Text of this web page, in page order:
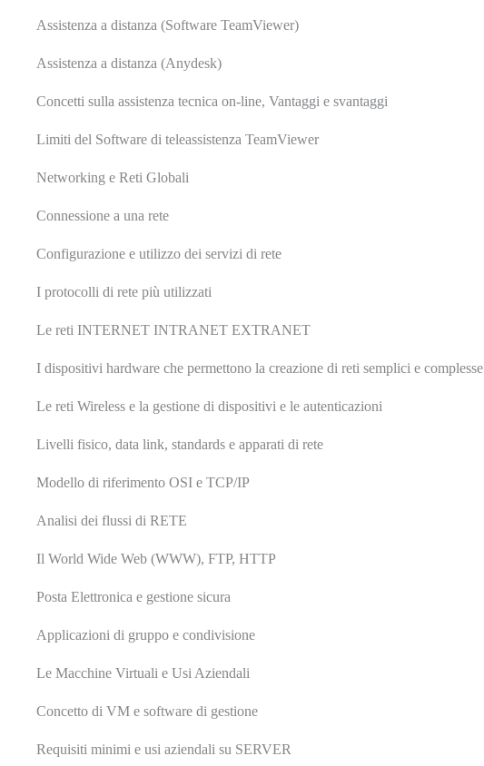
Assistenza a distanza (Software TeamViewer)
Assistenza a distanza (Anydesk)
Concetti sulla assistenza tecnica on-line, Vantaggi e svantaggi
Limiti del Software di teleassistenza TeamViewer
Networking e Reti Globali
Connessione a una rete
Configurazione e utilizzo dei servizi di rete
I protocolli di rete più utilizzati
Le reti INTERNET INTRANET EXTRANET
I dispositivi hardware che permettono la creazione di reti semplici e complesse
Le reti Wireless e la gestione di dispositivi e le autenticazioni
Livelli fisico, data link, standards e apparati di rete
Modello di riferimento OSI e TCP/IP
Analisi dei flussi di RETE
Il World Wide Web (WWW), FTP, HTTP
Posta Elettronica e gestione sicura
Applicazioni di gruppo e condivisione
Le Macchine Virtuali e Usi Aziendali
Concetto di VM e software di gestione
Requisiti minimi e usi aziendali su SERVER